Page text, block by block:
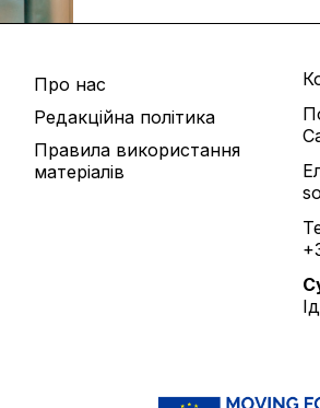
Про нас
Редакційна політика
Правила використання
матеріалів